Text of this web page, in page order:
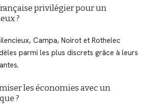
privilégier pour un
?
Campa, Noirot et Rothelec
parmi les plus discrets grâce à leurs
les économies avec un
?